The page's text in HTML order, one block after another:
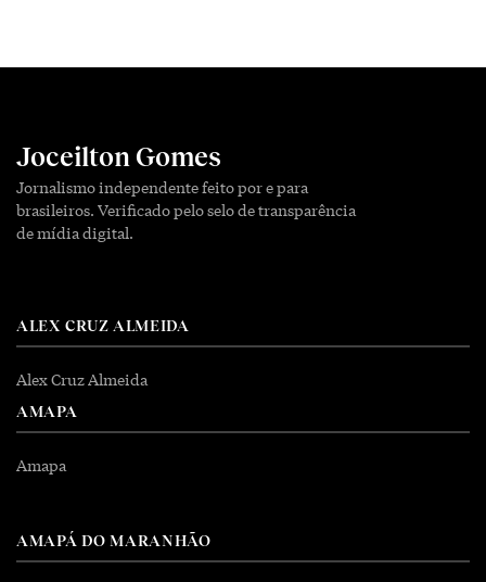
Joceilton Gomes
Jornalismo independente feito por e para
brasileiros. Verificado pelo selo de transparência
de mídia digital.
ALEX CRUZ ALMEIDA
Alex Cruz Almeida
AMAPA
Amapa
AMAPÁ DO MARANHÃO